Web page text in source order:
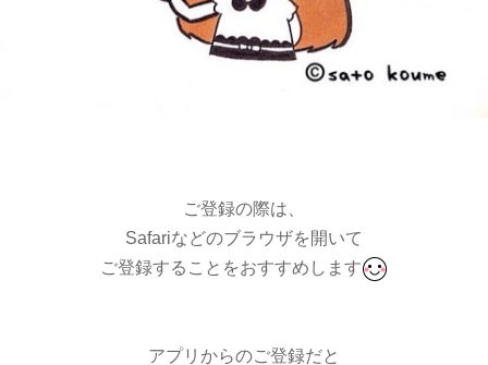
ご登録の際は、
Safariなどのブラウザを開いて
ご登録することをおすすめします
アプリからのご登録だと